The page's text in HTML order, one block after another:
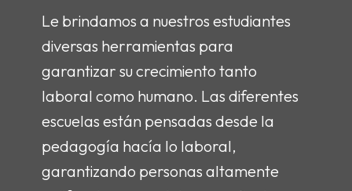
Le brindamos a nuestros estudiantes
diversas herramientas para
garantizar su crecimiento tanto
laboral como humano. Las diferentes
escuelas están pensadas desde la
pedagogía hacía lo laboral,
garantizando personas altamente